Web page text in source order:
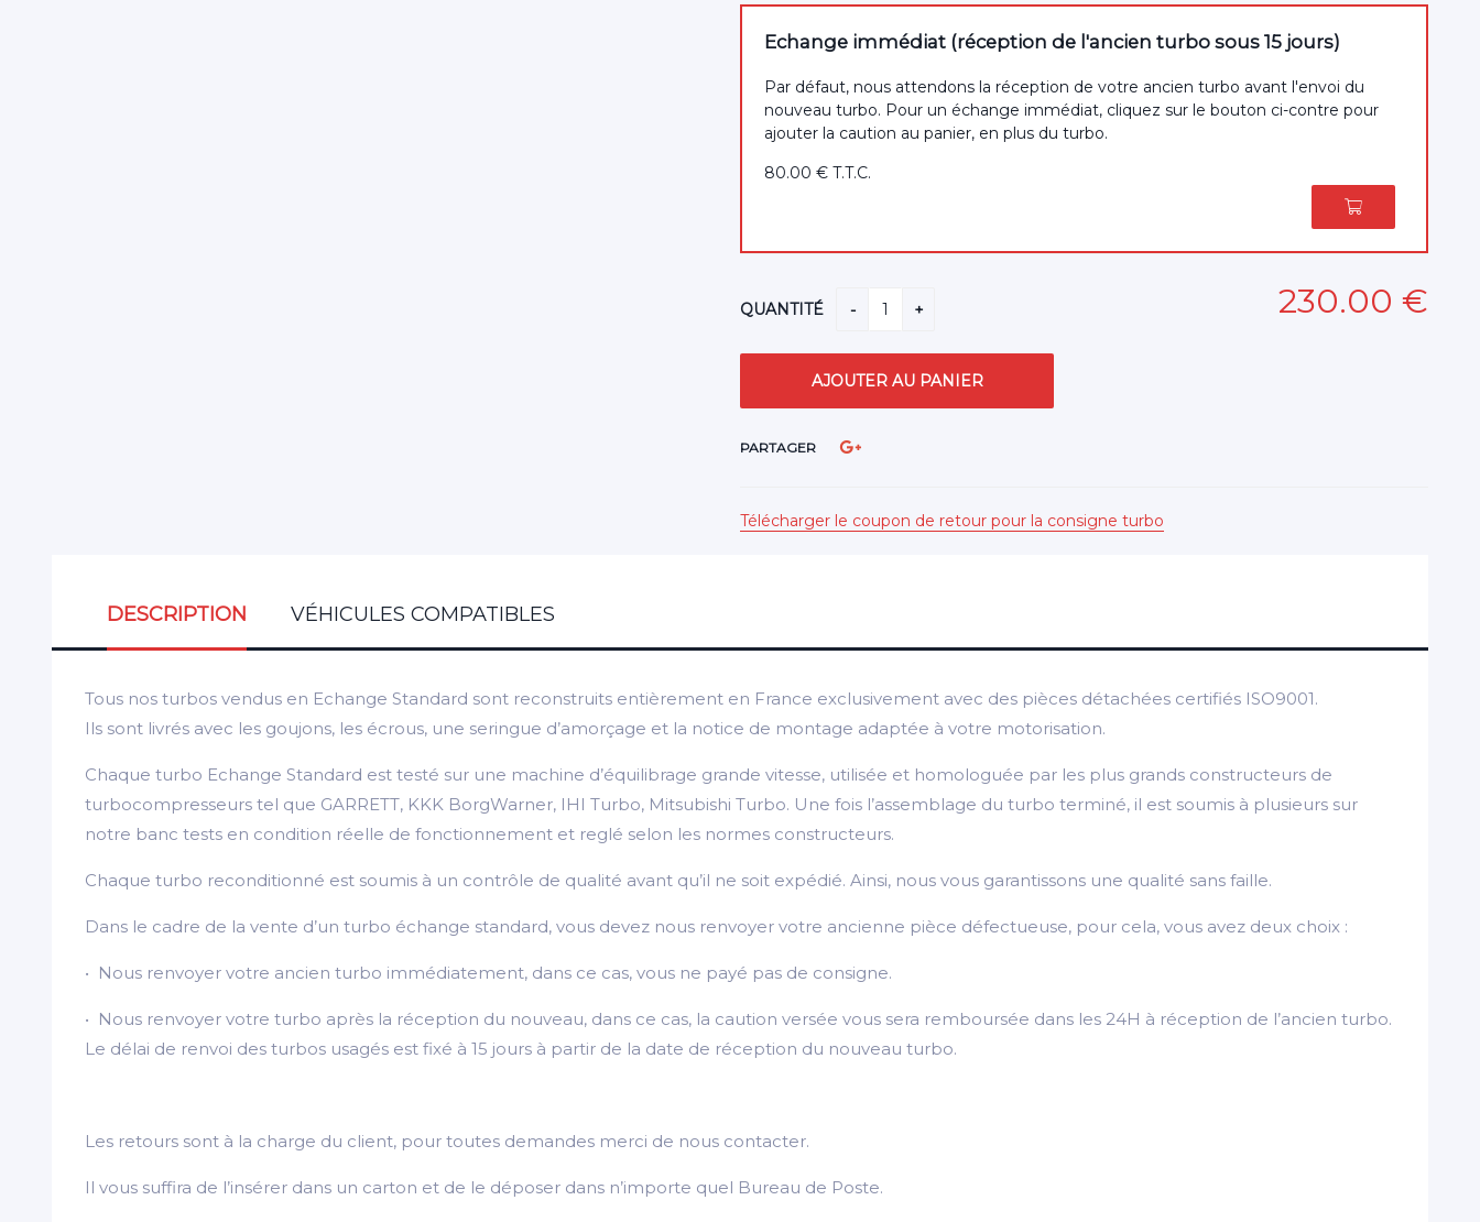
Echange immédiat (réception de l'ancien turbo sous 15 jours)
Par défaut, nous attendons la réception de votre ancien turbo avant l'envoi du
nouveau turbo. Pour un échange immédiat, cliquez sur le bouton ci-contre pour
ajouter la caution au panier, en plus du turbo.
80.00 € T.T.C.
230.00 €
QUANTITÉ
PARTAGER
Télécharger le coupon de retour pour la consigne turbo
DESCRIPTION VÉHICULES COMPATIBLES
Tous nos turbos vendus en Echange Standard sont reconstruits entièrement en France exclusivement avec des pièces détachées certifiés ISO9001.
Ils sont livrés avec les goujons, les écrous, une seringue d’amorçage et la notice de montage adaptée à votre motorisation.
Chaque turbo Echange Standard est testé sur une machine d’équilibrage grande vitesse, utilisée et homologuée par les plus grands constructeurs de
turbocompresseurs tel que GARRETT, KKK BorgWarner, IHI Turbo, Mitsubishi Turbo. Une fois l’assemblage du turbo terminé, il est soumis à plusieurs sur
notre banc tests en condition réelle de fonctionnement et reglé selon les normes constructeurs.
Chaque turbo reconditionné est soumis à un contrôle de qualité avant qu’il ne soit expédié. Ainsi, nous vous garantissons une qualité sans faille.
Dans le cadre de la vente d’un turbo échange standard, vous devez nous renvoyer votre ancienne pièce défectueuse, pour cela, vous avez deux choix :
• Nous renvoyer votre ancien turbo immédiatement, dans ce cas, vous ne payé pas de consigne.
• Nous renvoyer votre turbo après la réception du nouveau, dans ce cas, la caution versée vous sera remboursée dans les 24H à réception de l’ancien turbo.
Le délai de renvoi des turbos usagés est fixé à 15 jours à partir de la date de réception du nouveau turbo.
Les retours sont à la charge du client, pour toutes demandes merci de nous contacter.
Il vous suffira de l’insérer dans un carton et de le déposer dans n’importe quel Bureau de Poste.